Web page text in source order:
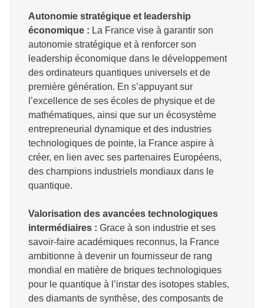
Autonomie stratégique et leadership
économique : La France vise à garantir son
autonomie stratégique et à renforcer son
leadership économique dans le développement
des ordinateurs quantiques universels et de
première génération. En s’appuyant sur
l’excellence de ses écoles de physique et de
mathématiques, ainsi que sur un écosystème
entrepreneurial dynamique et des industries
technologiques de pointe, la France aspire à
créer, en lien avec ses partenaires Européens,
des champions industriels mondiaux dans le
quantique.
Valorisation des avancées technologiques
intermédiaires : Grace à son industrie et ses
savoir-faire académiques reconnus, la France
ambitionne à devenir un fournisseur de rang
mondial en matière de briques technologiques
pour le quantique à l’instar des isotopes stables,
des diamants de synthèse, des composants de